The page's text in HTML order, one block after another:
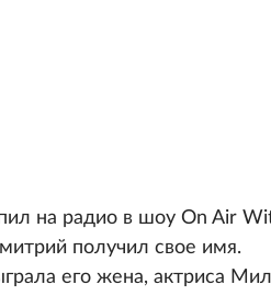
на радио в шоу On Air
получил свое имя.
его жена, актриса